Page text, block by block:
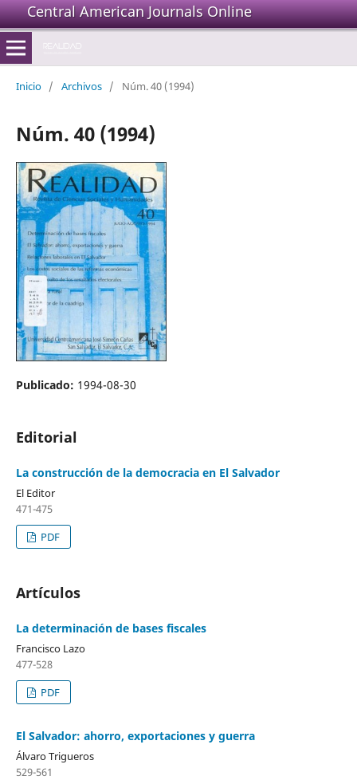
Central American Journals Online
Inicio / Archivos / Núm. 40 (1994)
Núm. 40 (1994)
Publicado: 1994-08-30
Editorial
La construcción de la democracia en El Salvador
El Editor
471-475
PDF
Artículos
La determinación de bases fiscales
Francisco Lazo
477-528
PDF
El Salvador: ahorro, exportaciones y guerra
Álvaro Trigueros
529-561